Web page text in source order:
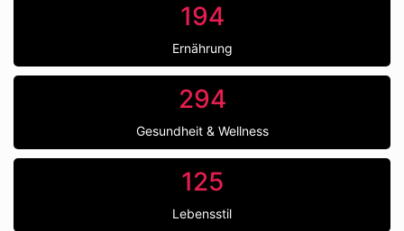
194
Ernährung
294
Gesundheit & Wellness
125
Lebensstil